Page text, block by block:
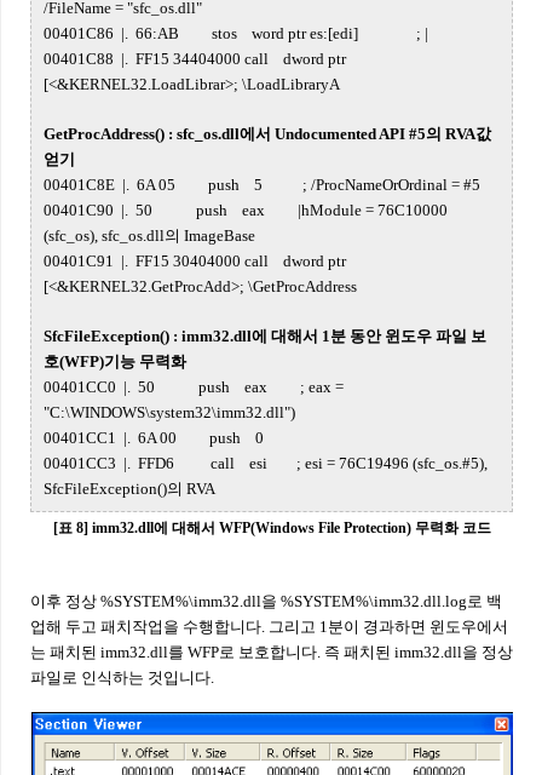
/FileName = "sfc_os.dll"
00401C86 |. 66:AB stos word ptr es:[edi] ; |
00401C88 |. FF15 34404000 call dword ptr
[<&KERNEL32.LoadLibrar>; \LoadLibraryA
GetProcAddress() : sfc_os.dll에서 Undocumented API #5의 RVA값
얻기
00401C8E |. 6A 05 push 5 ; /ProcNameOrOrdinal = #5
00401C90 |. 50 push eax |hModule = 76C10000
(sfc_os), sfc_os.dll의 ImageBase
00401C91 |. FF15 30404000 call dword ptr
[<&KERNEL32.GetProcAdd>; \GetProcAddress
SfcFileException() : imm32.dll에 대해서 1분 동안 윈도우 파일 보
호(WFP)기능 무력화
00401CC0 |. 50 push eax ; eax =
"C:\WINDOWS\system32\imm32.dll")
00401CC1 |. 6A 00 push 0
00401CC3 |. FFD6 call esi ; esi = 76C19496 (sfc_os.#5),
SfcFileException()의 RVA
[표 8] imm32.dll에 대해서 WFP(Windows File Protection) 무력화 코드
이후 정상 %SYSTEM%\imm32.dll을 %SYSTEM%\imm32.dll.log로 백
업해 두고 패치작업을 수행합니다. 그리고 1분이 경과하면 윈도우에서
는 패치된 imm32.dll를 WFP로 보호합니다. 즉 패치된 imm32.dll을 정상
파일로 인식하는 것입니다.